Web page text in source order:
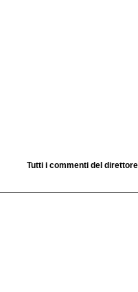
Tutti i commenti del direttore